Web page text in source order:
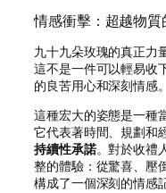
情感衝擊：超越物質
九十九朵玫瑰的真正力
這不是一件可以輕易收
的良苦用心和深刻情感。
這種宏大的姿態是一種
它代表著時間、規劃和
持續性承諾。對於收禮
整的體驗：從驚喜、壓
構成了一個深刻的情感